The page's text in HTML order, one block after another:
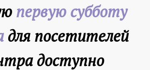
первую субботу
для посетителей
доступно